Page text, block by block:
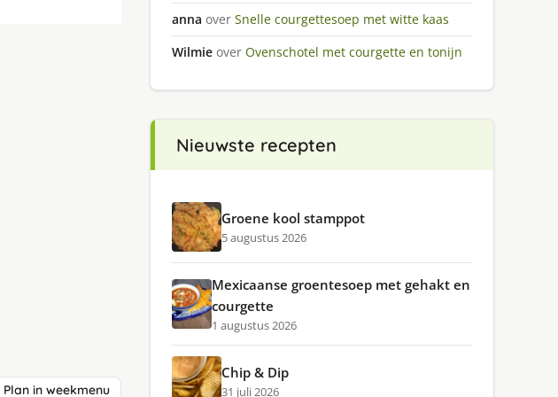
Plan in weekmenu
anna over Snelle courgettesoep met witte kaas
Wilmie over Ovenschotel met courgette en tonijn
Nieuwste recepten
Groene kool stamppot
5 augustus 2026
Mexicaanse groentesoep met gehakt en
courgette
1 augustus 2026
Chip & Dip
31 juli 2026